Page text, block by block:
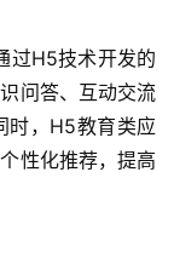
过H5技术开发的
问答、互动交流
时，H5教育类应
性化推荐，提高